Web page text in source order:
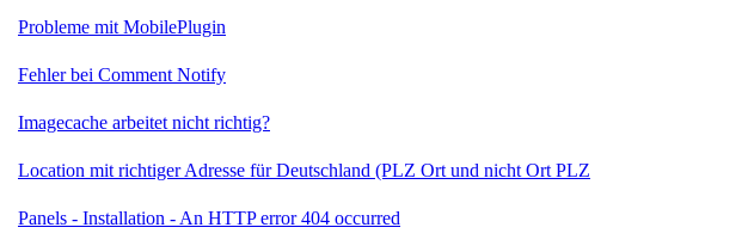
Probleme mit MobilePlugin
Fehler bei Comment Notify
Imagecache arbeitet nicht richtig?
Location mit richtiger Adresse für Deutschland (PLZ Ort und nicht Ort PLZ
Panels - Installation - An HTTP error 404 occurred